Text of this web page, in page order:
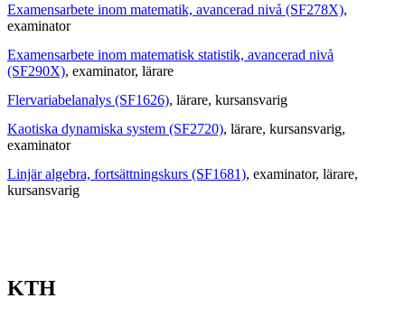
Examensarbete inom matematik, avancerad nivå (SF278X),
examinator
Examensarbete inom matematisk statistik, avancerad nivå
(SF290X), examinator, lärare
Flervariabelanalys (SF1626), lärare, kursansvarig
Kaotiska dynamiska system (SF2720), lärare, kursansvarig,
examinator
Linjär algebra, fortsättningskurs (SF1681), examinator, lärare,
kursansvarig
KTH